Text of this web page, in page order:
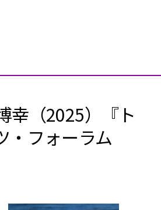
幸（2025）『ト
・フォーラム